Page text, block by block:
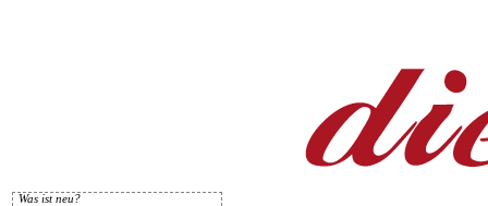
Was ist neu?